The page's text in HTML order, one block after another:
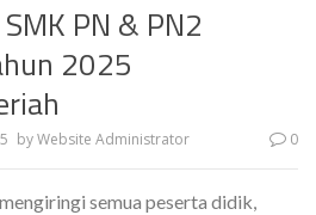
PN & PN2
2025
byWebsite Administrator 0
semua peserta didik,